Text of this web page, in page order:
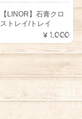
【LINOR】石膏クロ
ストレイ/トレイ
¥1,000